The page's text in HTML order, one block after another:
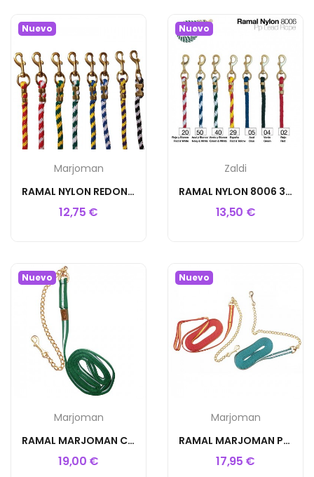
Nuevo
Marjoman
RAMAL NYLON REDONDO 3M MOSQUETON
12,75 €
Nuevo
Zaldi
RAMAL NYLON 8006 3m
13,50 €
Nuevo
Marjoman
RAMAL MARJOMAN CANUTILLO 6M CADENA
19,00 €
Nuevo
Marjoman
RAMAL MARJOMAN PLANO NYLON 6M CADENA
17,95 €